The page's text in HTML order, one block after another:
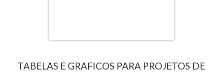
TABELAS E GRAFICOS PARA PROJETOS DE